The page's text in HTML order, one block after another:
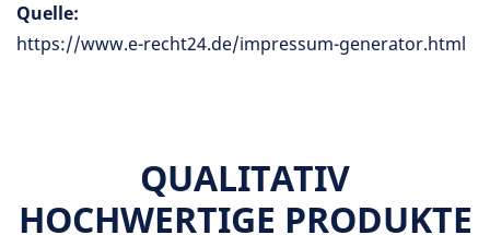
Quelle:
https://www.e-recht24.de/impressum-generator.html
QUALITATIV
HOCHWERTIGE PRODUKTE